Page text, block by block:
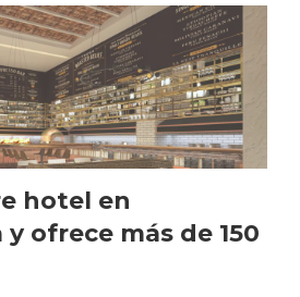
hotel en
ofrece más de 150